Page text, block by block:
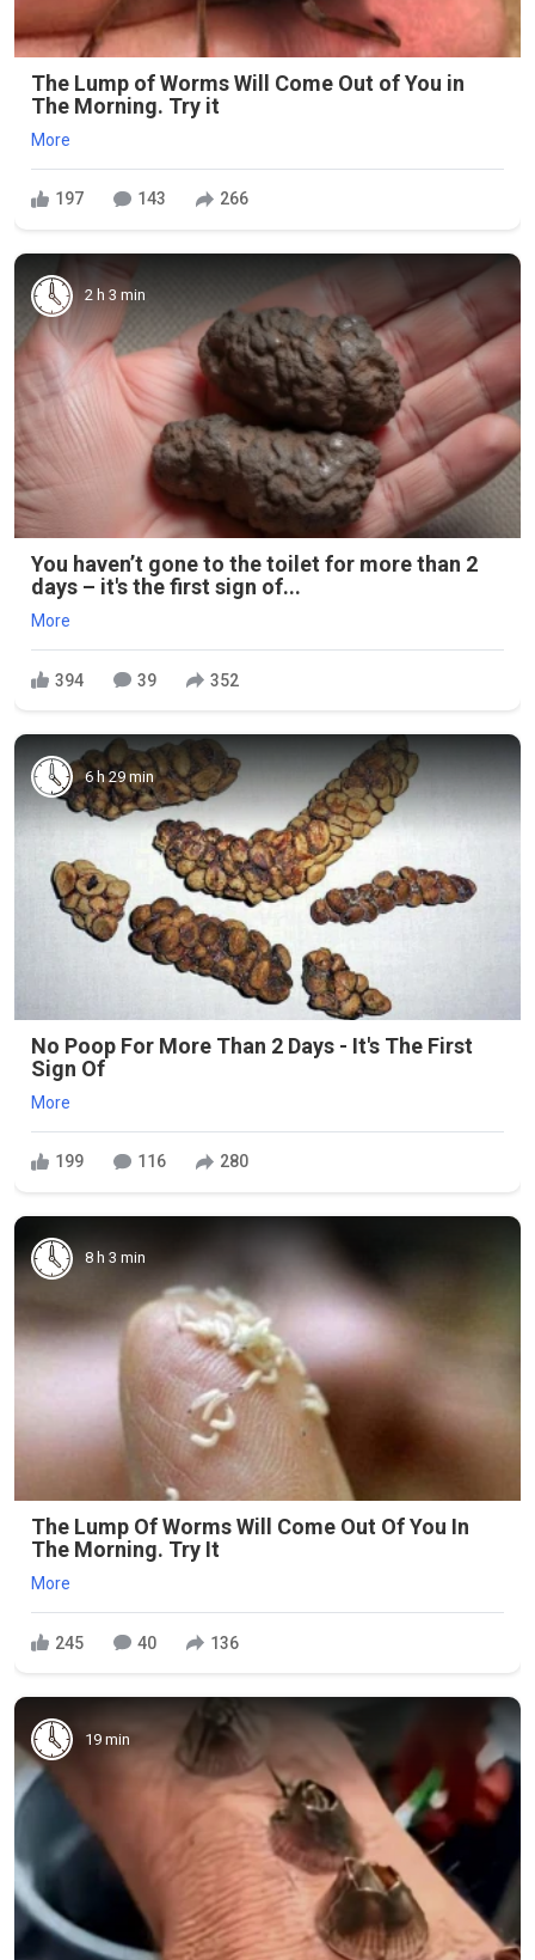
The Lump of Worms Will Come Out of You in
The Morning. Try it
More
197 143 266
2 h 3 min
You haven’t gone to the toilet for more than 2
days – it's the first sign of...
More
394 39 352
6 h 29 min
No Poop For More Than 2 Days - It's The First
Sign Of
More
199 116 280
8 h 3 min
The Lump Of Worms Will Come Out Of You In
The Morning. Try It
More
245 40 136
19 min